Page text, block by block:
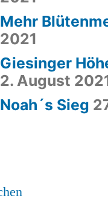
Mehr
2021
Giesinger
2. August
Noah´s Sieg